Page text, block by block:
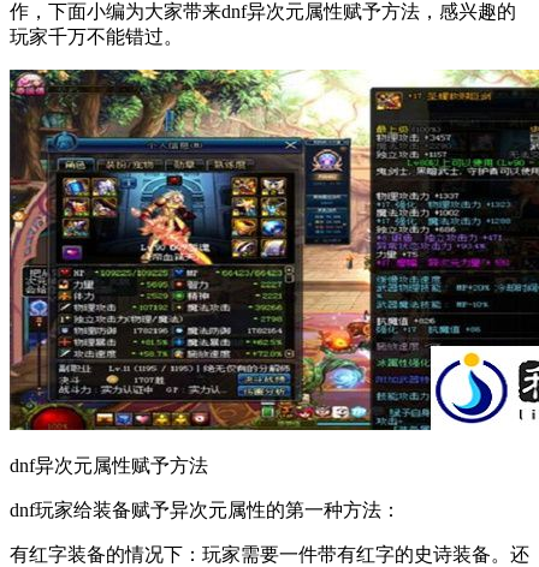
作，下面小编为大家带来dnf异次元属性赋予方法，感兴趣的
玩家千万不能错过。
dnf异次元属性赋予方法
dnf玩家给装备赋予异次元属性的第一种方法：
有红字装备的情况下：玩家需要一件带有红字的史诗装备。还